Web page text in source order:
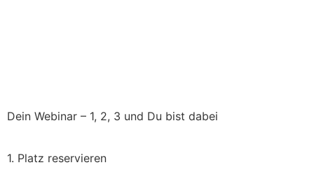
Dein Webinar – 1, 2, 3 und Du bist dabei
1. Platz reservieren